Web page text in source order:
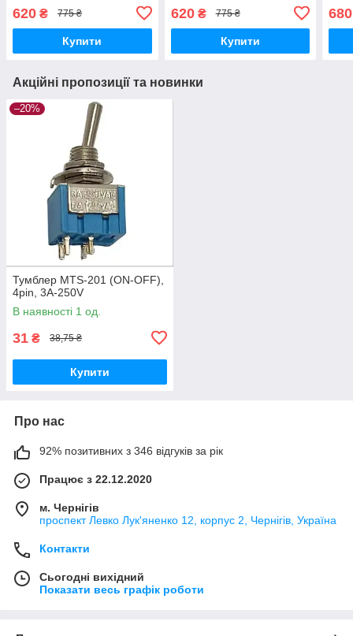
(акц)
620 ₴ 775 ₴
Купити
(квадр)
620₴ 775 ₴
Купити
680
Акційні пропозиції та новинки
–20%
Тумблер MTS-201 (ON-OFF),
4pin, 3A-250V
В наявності 1 од.
31 ₴ 38,75 ₴
Купити
Про нас
92% позитивних з 346 відгуків за рік
Працює з 22.12.2020
м. Чернігів
проспект Левко Лук'яненко 12, корпус 2, Чернігів, Україна
Контакти
Сьогодні вихідний
Показати весь графік роботи